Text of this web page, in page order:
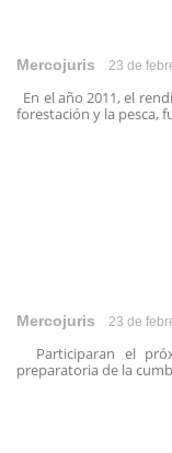
Mercojuris 23 de
En el año 2011, el
forestación y la pesca,
Mercojuris 23 de
Participaran el
preparatoria de la